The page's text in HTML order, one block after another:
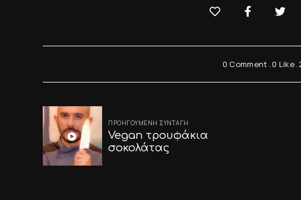
0 Comment 0 Like
Post
navigation
ΠΡΟΗΓΟΎΜΕΝΗ ΣΥΝΤΑΓΉ
Vegan τρουφάκια
σοκολάτας